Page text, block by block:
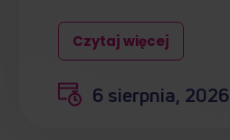
Czytaj więcej
6 sierpnia, 2026